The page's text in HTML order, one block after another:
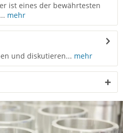
ist eines der bewährtesten
mehr
und diskutieren... mehr